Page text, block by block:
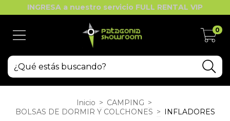
INGRESA a nuestro servicio FULL RENTAL VIP
0
Inicio > CAMPING >
BOLSAS DE DORMIR Y COLCHONES > INFLADORES